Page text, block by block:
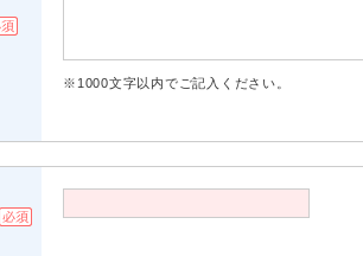
※1000文字以内でご記入ください。